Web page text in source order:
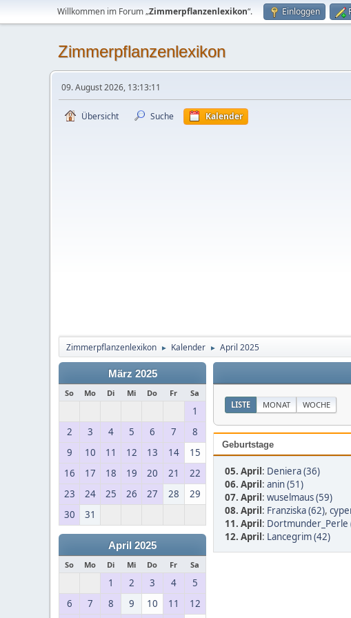
Willkommen im Forum „Zimmerpflanzenlexikon“. Einloggen
Zimmerpflanzenlexikon
09. August 2026, 13:13:11
Übersicht Suche Kalender
Zimmerpflanzenlexikon ► Kalender ► April 2025
März 2025
So Mo Di Mi Do Fr Sa
1
2
3 4 5 6 7
8
9
10 11 12 13 14
15
16
17 18 19 20 21
22
23
24 25 26 27 28
29
30
31
April 2025
So Mo Di Mi Do Fr Sa
1 2 3 4
5
6
7 8 9 10 11 12
LISTE MONAT WOCHE
Geburtstage
05. April: Deniera (36)
06. April: anin (51)
07. April: wuselmaus (59)
08. April: Franziska (62),
11. April: Dortmunder_Perle
12. April: Lancegrim (42)